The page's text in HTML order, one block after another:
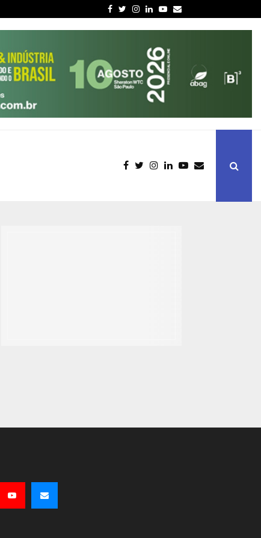
Facebook
Twitter
Instagram
LinkedinYoutube
Email